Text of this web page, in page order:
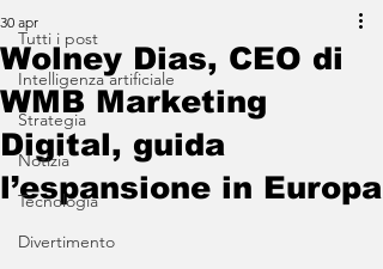
Tutti i post
Intelligenza artificiale
Strategia
Notizia
Tecnologia
Divertimento
Wolney Dias, CEO di
WMB Marketing
Digital, guida
l’espansione in Europa
30 apr